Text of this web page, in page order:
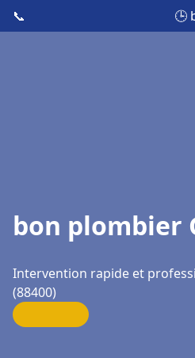
📞 🕒
bon plombier
Intervention rapide et
(88400)